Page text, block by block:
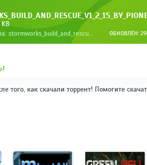
ОБНОВЛЁН:
Название файла: stormworks_build_and_rescue_v1_2_15_by_pioneer.torrent
того, как скачали торрент! Помогите